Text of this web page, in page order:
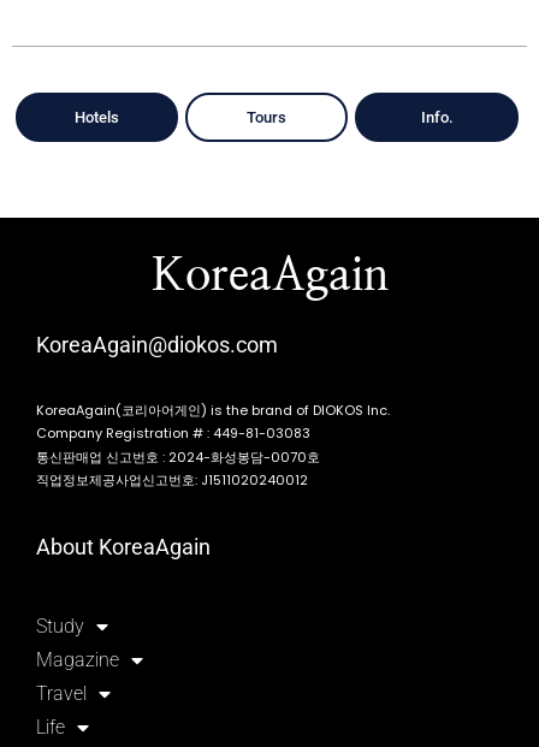
Hotels Tours Info.
KoreaAgain
KoreaAgain@diokos.com
KoreaAgain(코리아어게인) is the brand of DIOKOS Inc.
Company Registration # : 449-81-03083
통신판매업 신고번호 : 2024-화성봉담-0070호
직업정보제공사업신고번호: J1511020240012
About KoreaAgain
Study
Magazine
Travel
Life